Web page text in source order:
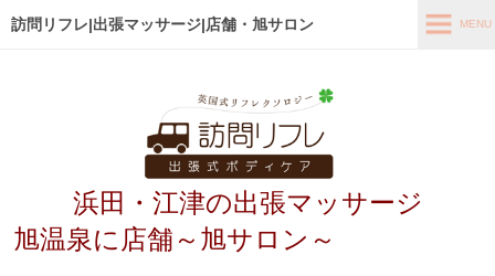
訪問リフレ|出張マッサージ|店舗・旭サロン
浜田・江津の出張マッサージ
旭温泉に店舗～旭サロン～
MENU
店舗メニュー～旭サロン～
お客様の声